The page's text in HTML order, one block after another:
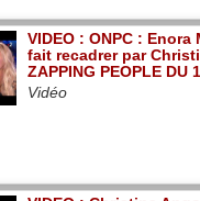
VIDEO : ONPC : Enora
fait recadrer par
ZAPPING PEOPLE DU
Vidéo